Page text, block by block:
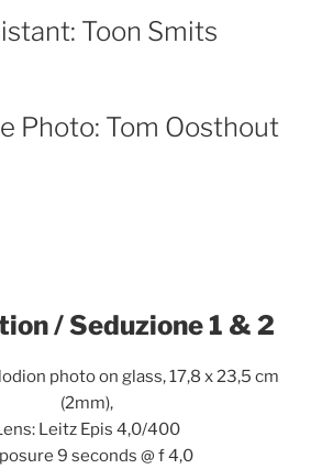
Toon Smits
Photo: Tom Oosthout
/ Seduzione 1 & 2
photo on glass, 17,8 x 23,5 cm
(2mm),
Leitz Epis 4,0/400
9 seconds @ f 4,0